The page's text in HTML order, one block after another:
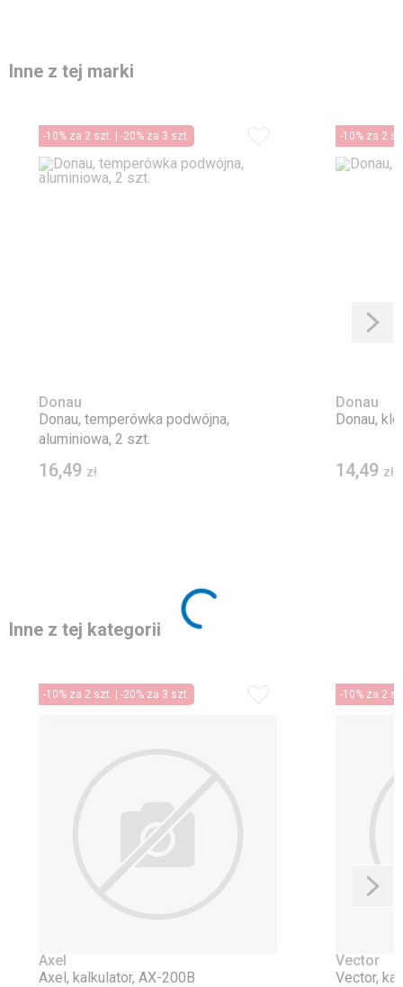
Inne z tej marki
-10% za 2 szt. | -20% za 3 szt.
Donau
Donau, temperówka podwójna,
aluminiowa, 2 szt.
16,49 zł
-10% za 2
Donau
Donau,
14,49 zł
Inne z tej kategorii
-10% za 2 szt. | -20% za 3 szt.
Axel
Axel, kalkulator, AX-200B
-10% za 2
Vector
Vector,